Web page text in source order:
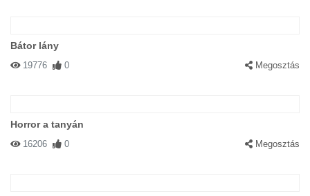
Bátor lány
19776 0 Megosztás
Horror a tanyán
16206 0 Megosztás